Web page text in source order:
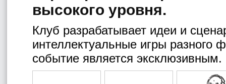
высокого уровня.
Клуб разрабатывает идеи и
интеллектуальные игры разного
событие является